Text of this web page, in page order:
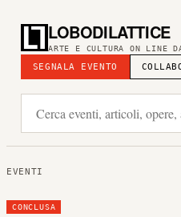
LOBODILATTICE
ARTE E CULTURA ON LINE
SEGNALA EVENTO
EVENTI
CONCLUSA